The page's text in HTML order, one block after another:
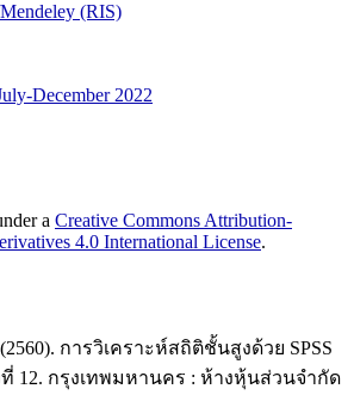
(RIS)
December 2022
a Creative Commons Attribution-
4.0 International License.
การวิเคราะห์สถิติชั้นสูงด้วย SPSS
ที่ 12. กรุงเทพมหานคร : ห้างหุ้นส่วนจำกัด